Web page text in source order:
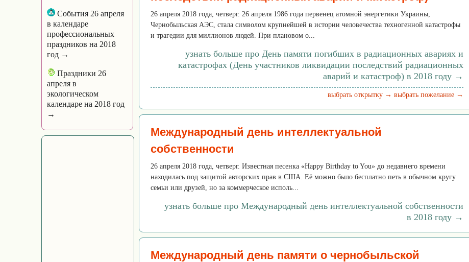
События 26 апреля
в календаре
профессиональных
праздников на 2018
год →
Праздники 26
апреля в
экологическом
календаре на 2018 год
→
26 апреля 2018 года, четверг. 26 апреля 1986 года первенец атомной энергетики Украины,
Чернобыльская АЭС, стала символом крупнейшей в истории человечества техногенной катастрофы
и трагедии для миллионов людей. При плановом о...
узнать больше про День памяти погибших в радиационных авариях и
катастрофах (День участников ликвидации последствий радиационных
аварий и катастроф) в 2018 году →
выбрать открытку → выбрать пожелание →
Международный день интеллектуальной
собственности
26 апреля 2018 года, четверг. Известная песенка «Happy Birthday to You» до недавнего времени
находилась под защитой авторских прав в США. Её можно было бесплатно петь в обычном кругу
семьи или друзей, но за коммерческое исполь...
узнать больше про Международный день интеллектуальной собственности
в 2018 году →
Международный день памяти о чернобыльской